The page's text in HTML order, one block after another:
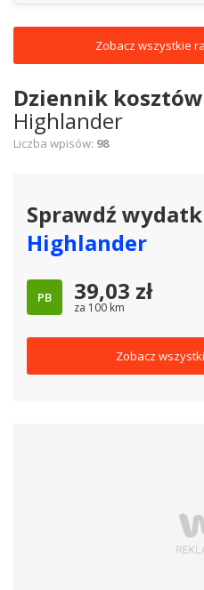
Zobacz wszystkie
Dziennik kosztów
Highlander
Liczba wpisów: 98
Sprawdź
Highlander
PB 39,03 zł
za 100 km
Zobacz